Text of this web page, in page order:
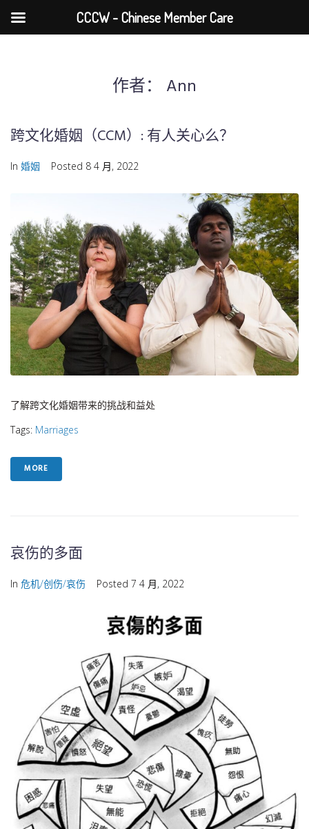
作者： Ann
跨文化婚姻（CCM）: 有人关心么？
In 婚姻 Posted 8 4 月, 2022
了解跨文化婚姻带来的挑战和益处
Tags: Marriages
MORE
哀伤的多面
In 危机/创伤/哀伤 Posted 7 4 月, 2022
CCCW - Chinese Member Care